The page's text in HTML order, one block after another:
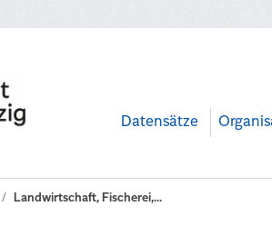
Datensätze
Landwirtschaft, Fischerei,...